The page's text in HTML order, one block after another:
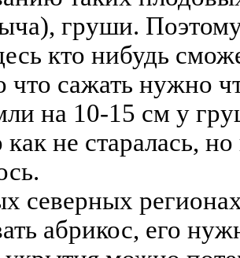
груши.
кто нибудь
что сажать нужно
на 10-15 см у
не старалась,
северных
абрикос, его